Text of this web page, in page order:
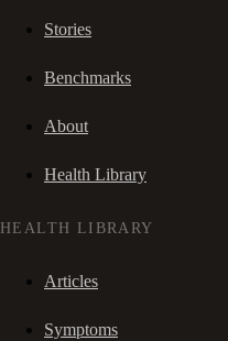
Stories
Benchmarks
About
Health Library
HEALTH LIBRARY
Articles
Symptoms